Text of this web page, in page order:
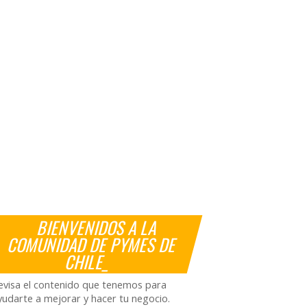
BIENVENIDOS A LA
COMUNIDAD DE PYMES DE
CHILE_
el contenido que tenemos para
a mejorar y hacer tu negocio.